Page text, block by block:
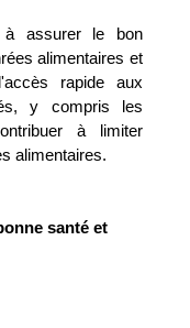
à assurer le bon
alimentaires et
rapide aux
y compris les
à limiter
alimentaires.
santé et